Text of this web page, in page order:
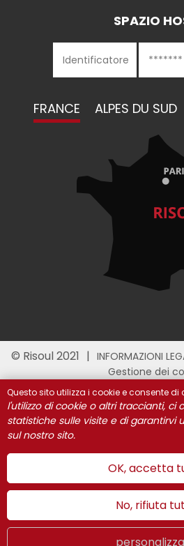
SPAZIO
FRANCE ALPES DU SUD
© Risoul 2021 INFORMAZIONI
Gestione dei
Questo sito utilizza i cookie e consente di
l'utilizzo di cookie o altri traccianti, ci
statistiche sulle visite e di garantirvi
sul nostro sito.
OK, accetta
No, rifiuta